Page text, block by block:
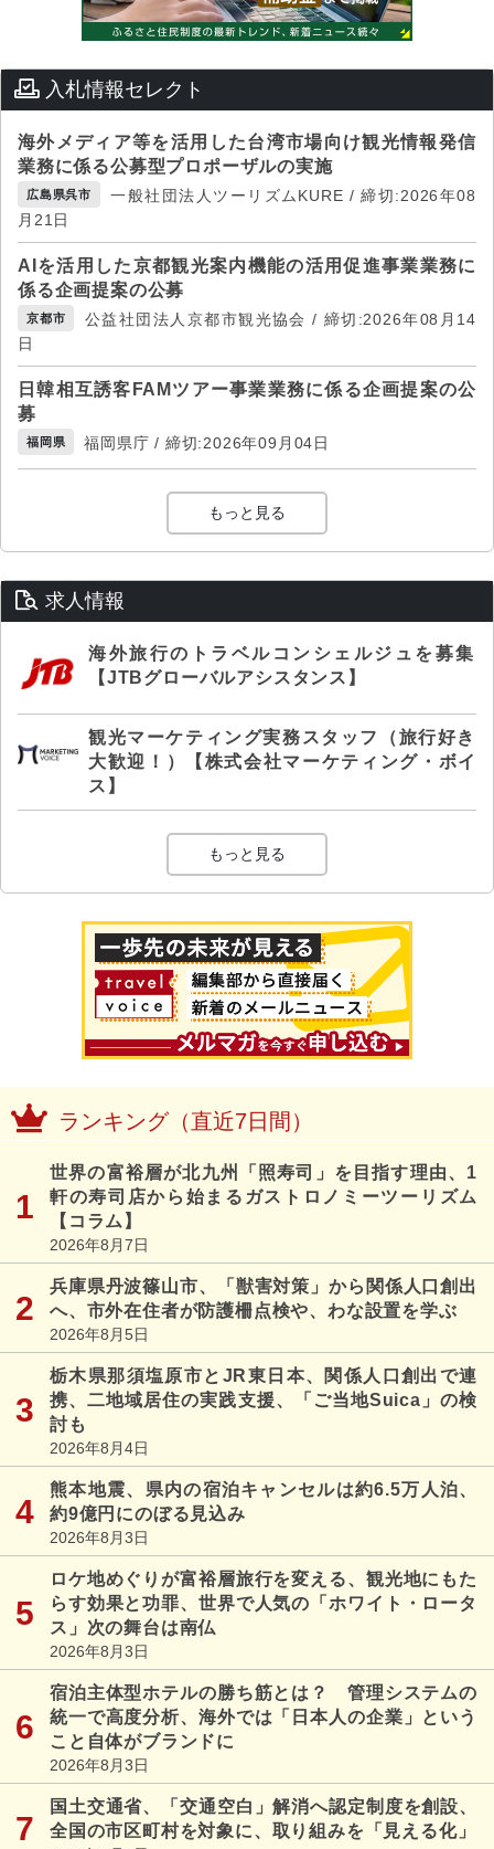
入札情報セレクト
海外メディア等を活用した台湾市場向け観光情報発信
業務に係る公募型プロポーザルの実施
広島県呉市
一般社団法人ツーリズムKURE / 締切:2026年08
月21日
AIを活用した京都観光案内機能の活用促進事業業務に
係る企画提案の公募
京都市
公益社団法人京都市観光協会 / 締切:2026年08月14
日
日韓相互誘客FAMツアー事業業務に係る企画提案の公
募
福岡県 福岡県庁 / 締切:2026年09月04日
もっと見る
求人情報
海外旅行のトラベルコンシェルジュを募集
【JTBグローバルアシスタンス】
観光マーケティング実務スタッフ（旅行好き
大歓迎！）【株式会社マーケティング・ボイ
ス】
もっと見る
ランキング（直近7日間）
世界の富裕層が北九州「照寿司」を目指す理由、1
軒の寿司店から始まるガストロノミーツーリズム
【コラム】
2026年8月7日
兵庫県丹波篠山市、「獣害対策」から関係人口創出
へ、市外在住者が防護柵点検や、わな設置を学ぶ
2026年8月5日
栃木県那須塩原市とJR東日本、関係人口創出で連
携、二地域居住の実践支援、「ご当地Suica」の検
討も
2026年8月4日
熊本地震、県内の宿泊キャンセルは約6.5万人泊、
約9億円にのぼる見込み
2026年8月3日
ロケ地めぐりが富裕層旅行を変える、観光地にもた
らす効果と功罪、世界で人気の「ホワイト・ロータ
ス」次の舞台は南仏
2026年8月3日
宿泊主体型ホテルの勝ち筋とは？ 管理システムの
統一で高度分析、海外では「日本人の企業」という
こと自体がブランドに
2026年8月3日
国土交通省、「交通空白」解消へ認定制度を創設、
全国の市区町村を対象に、取り組みを「見える化」